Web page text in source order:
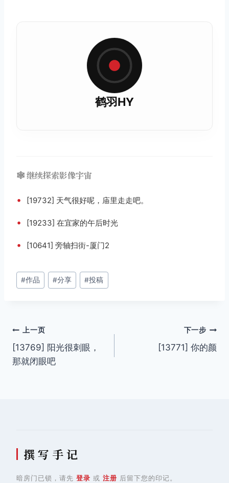
鹤羽HY
🕸️ 继续探索影像宇宙
• [19732] 天气很好呢，庙里走走吧。
• [19233] 在宜家的午后时光
• [10641] 旁轴扫街-厦门2
文
章
#作品 #分享 #投稿
文
章
上一页
[13769] 阳光很刺眼，
那就闭眼吧
下一步
[13771] 你的颜
撰 写 手 记
暗房门已锁，请先 登录 或 注册 后留下您的印记。